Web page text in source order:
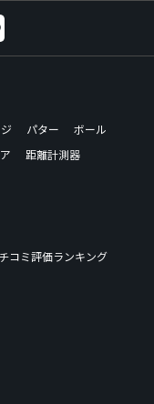
パター
ボール
距離計測器
コミ評価ランキング